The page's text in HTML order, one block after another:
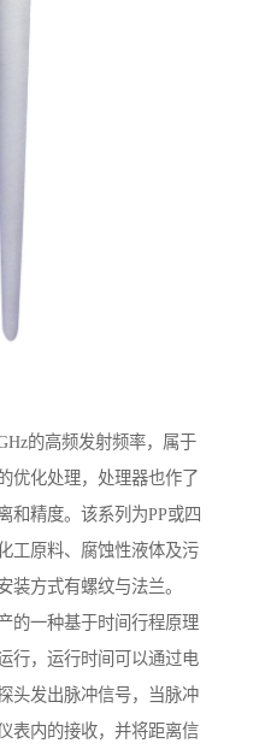
的高频发射频率，属于
优化处理，处理器也作了
和精度。该系列为PP或四
工原料、腐蚀性液体及污
装方式有螺纹与法兰。
的一种基于时间行程原理
行，运行时间可以通过电
头发出脉冲信号，当脉冲
表内的接收，并将距离信